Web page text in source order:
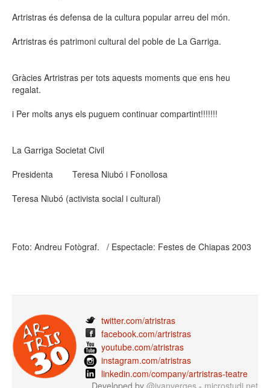
Artristras és defensa de la cultura popular arreu del món.
Artristras és patrimoni cultural del poble de La Garriga.
Gràcies Artristras per tots aquests moments que ens heu
regalat.
i Per molts anys els puguem continuar compartint!!!!!!!
La Garriga Societat Civil
Presidenta Teresa Niubó i Fonollosa
Teresa Niubó (activista social i cultural)
Foto: Andreu Fotògraf. / Espectacle: Festes de Chiapas 2003
twitter.com/atristras
facebook.com/artristras
youtube.com/atristras
instagram.com/atristras
linkedin.com/company/artristras-teatre
Developed by @ivanverges - microstudi.net